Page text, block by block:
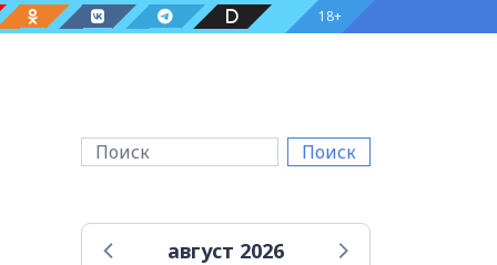
18+
Поиск
август 2026